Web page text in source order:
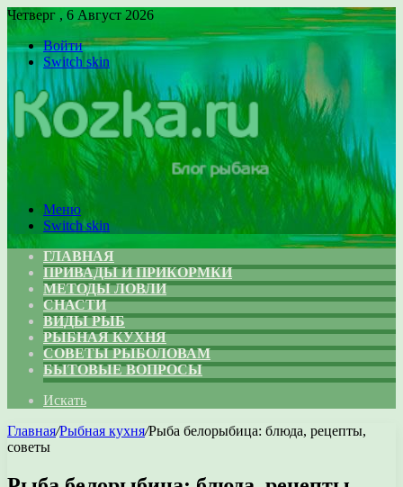
Четверг , 6 Август 2026
Войти
Switch skin
Меню
Switch skin
ГЛАВНАЯ
ПРИВАДЫ И ПРИКОРМКИ
МЕТОДЫ ЛОВЛИ
СНАСТИ
ВИДЫ РЫБ
РЫБНАЯ КУХНЯ
СОВЕТЫ РЫБОЛОВАМ
БЫТОВЫЕ ВОПРОСЫ
Искать
Главная/Рыбная кухня/Рыба белорыбица: блюда, рецепты,
советы